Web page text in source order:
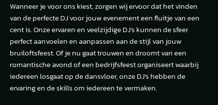
Wanneer je voor ons kiest, zorgen wij ervoor dat het vinden
van de perfecte DJ voor jouw evenement een fluitje van een
cent is. Onze ervaren en veelzijdige DJ’s kunnen de sfeer
perfect aanvoelen en aanpassen aan de stijl van jouw
bruiloftsfeest. Of je nu gaat trouwen en droomt van een
romantische avond of een bedrijfsfeest organiseert waarbij
iedereen losgaat op de dansvloer, onze DJ’s hebben de
ervaring en de skills om iedereen te vermaken.